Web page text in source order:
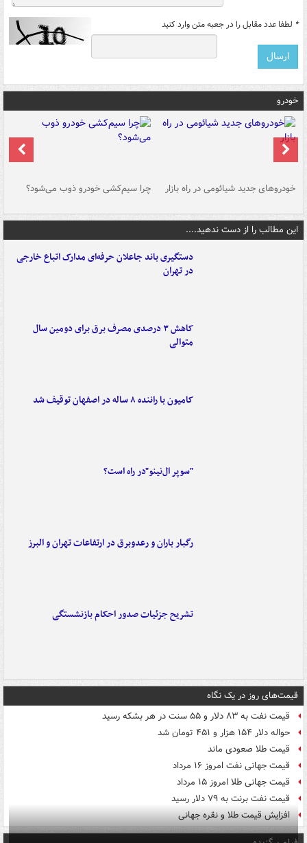
* لطفا عدد مقابل را در جعبه متن وارد کنید
خودرو
خودروهای جدید شیائومی در راه بازار چرا سیم‌کشی خودرو ذوب می‌شود؟
این مطالب را از دست ندهید....
دستگیری باند جاعلان حرفه‌ای مدارک اتباع خارجی
در تهران
کاهش ۳ درصدی مصرف برق برای دومین سال
متوالی
کامیون با راننده ۸ ساله در اصفهان توقیف شد
"سوپر ال‌نینو"در راه است؟
رگبار باران و رعدوبرق در ارتفاعات تهران و البرز
تشریح جزئیات صدور احکام بازنشستگی
قیمت‌های روز در یک نگاه
قیمت نفت به ۸۳ دلار و ۵۵ سنت در هر بشکه رسید
حواله دلار ۱۵۴ هزار و ۴۵۱ تومان شد
قیمت طلا صعودی ماند
قیمت جهانی نفت امروز ۱۶ مرداد
قیمت جهانی طلا امروز ۱۵ مرداد
قیمت نفت برنت به ۷۹ دلار رسید
افزایش قیمت طلا و نقره جهانی